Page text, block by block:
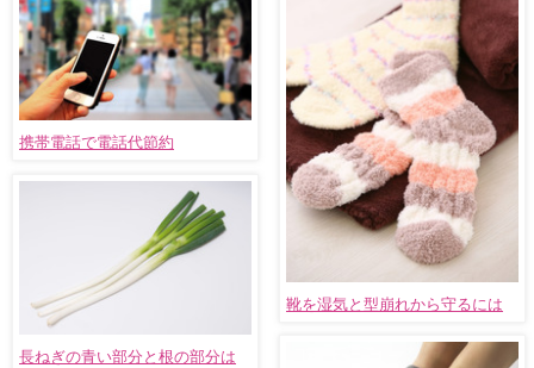
靴を湿気と型崩れから守るには
携帯電話で電話代節約
長ねぎの青い部分と根の部分は